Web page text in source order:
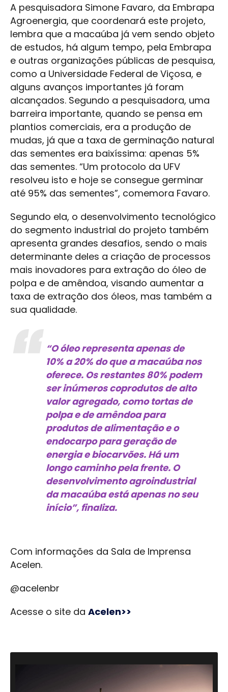
A pesquisadora Simone Favaro, da Embrapa
Agroenergia, que coordenará este projeto,
lembra que a macaúba já vem sendo objeto
de estudos, há algum tempo, pela Embrapa
e outras organizações públicas de pesquisa,
como a Universidade Federal de Viçosa, e
alguns avanços importantes já foram
alcançados. Segundo a pesquisadora, uma
barreira importante, quando se pensa em
plantios comerciais, era a produção de
mudas, já que a taxa de germinação natural
das sementes era baixíssima: apenas 5%
das sementes. “Um protocolo da UFV
resolveu isto e hoje se consegue germinar
até 95% das sementes”, comemora Favaro.
Segundo ela, o desenvolvimento tecnológico
do segmento industrial do projeto também
apresenta grandes desafios, sendo o mais
determinante deles a criação de processos
mais inovadores para extração do óleo de
polpa e de amêndoa, visando aumentar a
taxa de extração dos óleos, mas também a
sua qualidade.
“O óleo representa apenas de
10% a 20% do que a macaúba nos
oferece. Os restantes 80% podem
ser inúmeros coprodutos de alto
valor agregado, como tortas de
polpa e de amêndoa para
produtos de alimentação e o
endocarpo para geração de
energia e biocarvões. Há um
longo caminho pela frente. O
desenvolvimento agroindustrial
da macaúba está apenas no seu
início”, finaliza.
Com informações da Sala de Imprensa
Acelen.
@acelenbr
Acesse o site da Acelen>>